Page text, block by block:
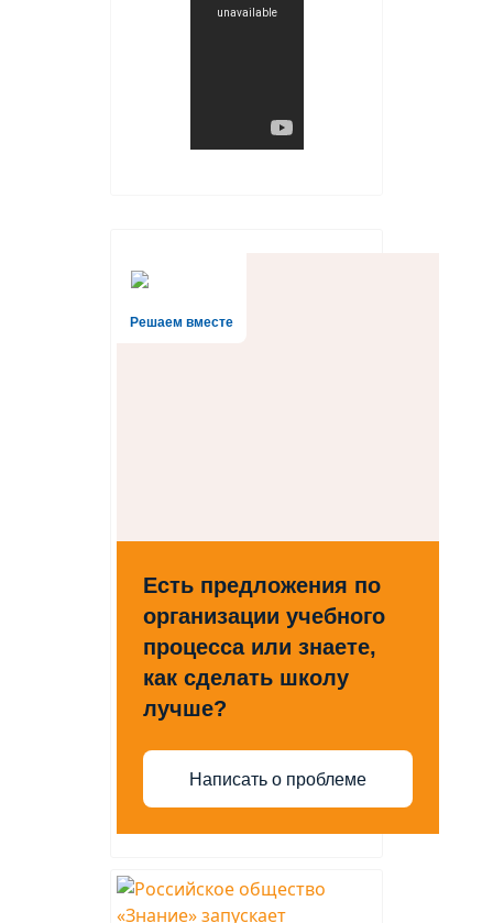
Решаем вместе
Есть предложения по
организации учебного
процесса или знаете,
как сделать школу
лучше?
Написать о проблеме